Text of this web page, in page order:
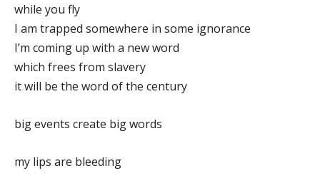
while you fly
I am trapped somewhere in some ignorance
I’m coming up with a new word
which frees from slavery
it will be the word of the century
big events create big words
my lips are bleeding